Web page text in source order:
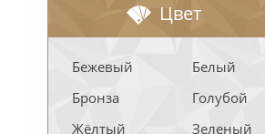
Цвет
Бежевый
Белый
Бронза
Голубой
Жёлтый
Зеленый